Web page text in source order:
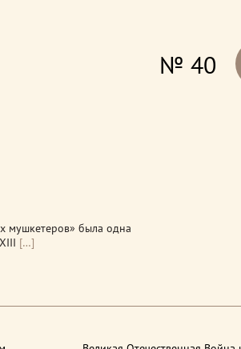
prev
№ 40
мушкетеров» была одна
[…]